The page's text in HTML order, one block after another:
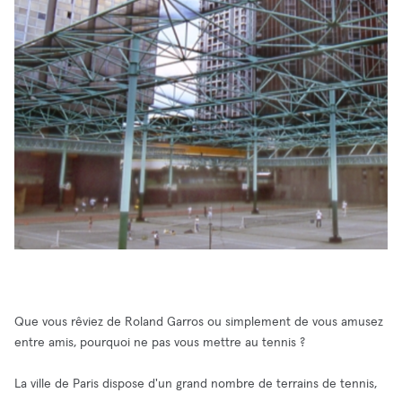
Que vous rêviez de Roland Garros ou simplement de vous amusez
entre amis, pourquoi ne pas vous mettre au tennis ?
La ville de Paris dispose d'un grand nombre de terrains de tennis,